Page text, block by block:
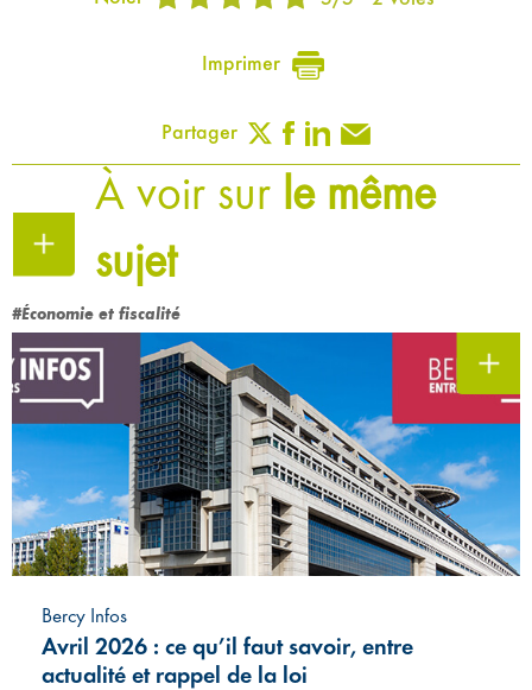
Imprimer
Partager
À voir sur le même
sujet
#Économie et fiscalité
Bercy Infos
Avril 2026 : ce qu’il faut savoir, entre
actualité et rappel de la loi